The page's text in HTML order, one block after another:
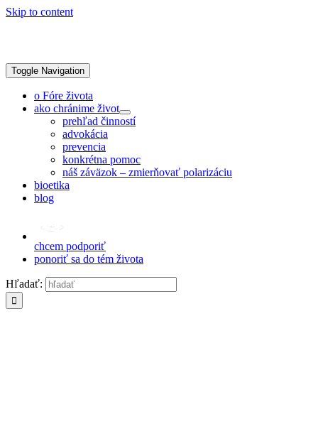
Skip to content
Toggle Navigation
o Fóre života
ako chránime život
prehľad činností
advokácia
prevencia
konkrétna pomoc
náš záväzok – zmierňovať polarizáciu
bioetika
blog
chcem podporiť
ponoriť sa do tém života
Hľadať: